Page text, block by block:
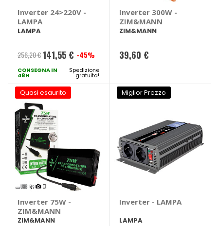
Inverter 24>220V -
LAMPA
LAMPA
256,20 € Prezzo
speciale
141,55 € -45%
CONSEGNA IN
48H
Spedizione
gratuita!
Inverter 300W -
ZIM&MANN
ZIM&MANN
39,60 €
Quasi esaurito
Inverter 75W -
ZIM&MANN
ZIM&MANN
Miglior Prezzo
Inverter - LAMPA
LAMPA